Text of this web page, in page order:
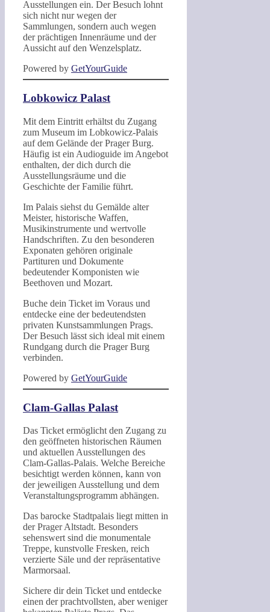
Ausstellungen ein. Der Besuch lohnt
sich nicht nur wegen der
Sammlungen, sondern auch wegen
der prächtigen Innenräume und der
Aussicht auf den Wenzelsplatz.
Powered by GetYourGuide
Lobkowicz Palast
Mit dem Eintritt erhältst du Zugang
zum Museum im Lobkowicz-Palais
auf dem Gelände der Prager Burg.
Häufig ist ein Audioguide im Angebot
enthalten, der dich durch die
Ausstellungsräume und die
Geschichte der Familie führt.
Im Palais siehst du Gemälde alter
Meister, historische Waffen,
Musikinstrumente und wertvolle
Handschriften. Zu den besonderen
Exponaten gehören originale
Partituren und Dokumente
bedeutender Komponisten wie
Beethoven und Mozart.
Buche dein Ticket im Voraus und
entdecke eine der bedeutendsten
privaten Kunstsammlungen Prags.
Der Besuch lässt sich ideal mit einem
Rundgang durch die Prager Burg
verbinden.
Powered by GetYourGuide
Clam-Gallas Palast
Das Ticket ermöglicht den Zugang zu
den geöffneten historischen Räumen
und aktuellen Ausstellungen des
Clam-Gallas-Palais. Welche Bereiche
besichtigt werden können, kann von
der jeweiligen Ausstellung und dem
Veranstaltungsprogramm abhängen.
Das barocke Stadtpalais liegt mitten in
der Prager Altstadt. Besonders
sehenswert sind die monumentale
Treppe, kunstvolle Fresken, reich
verzierte Säle und der repräsentative
Marmorsaal.
Sichere dir dein Ticket und entdecke
einen der prachtvollsten, aber weniger